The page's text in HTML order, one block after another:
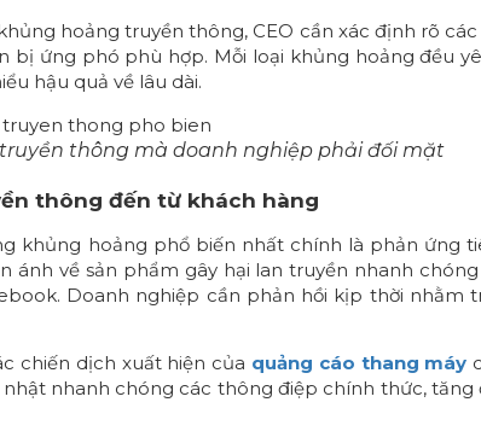
hoảng truyền thông, CEO cần xác định rõ
bị ứng phó phù hợp. Mỗi loại khủng hoảng đều
hậu quả về lâu dài.
thông mà doanh nghiệp phải đối mặt
thông đến từ khách hàng
khủng hoảng phổ biến nhất chính là phản ứng
ánh về sản phẩm gây hại lan truyền nhanh
Doanh nghiệp cần phản hồi kịp thời nhằm
chiến dịch xuất hiện của quảng cáo thang máy
nhanh chóng các thông điệp chính thức, tăng